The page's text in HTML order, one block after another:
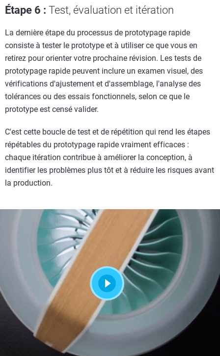
Étape 6 : Test, évaluation et itération
La dernière étape du processus de prototypage rapide
consiste à tester le prototype et à utiliser ce que vous en
retirez pour orienter votre prochaine révision. Les tests de
prototypage rapide peuvent inclure un examen visuel, des
vérifications d'ajustement et d'assemblage, l'analyse des
tolérances ou des essais fonctionnels, selon ce que le
prototype est censé valider.
C'est cette boucle de test et de répétition qui rend les étapes
répétables du prototypage rapide vraiment efficaces :
chaque itération contribue à améliorer la conception, à
identifier les problèmes plus tôt et à réduire les risques avant
la production.